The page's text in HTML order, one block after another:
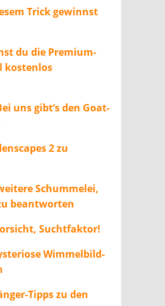
Trick gewinnst
du die Premium-
kostenlos
uns gibt’s den Goat-
2 zu
Schummelei,
beantworten
Suchtfaktor!
Wimmelbild-
Tipps zu den